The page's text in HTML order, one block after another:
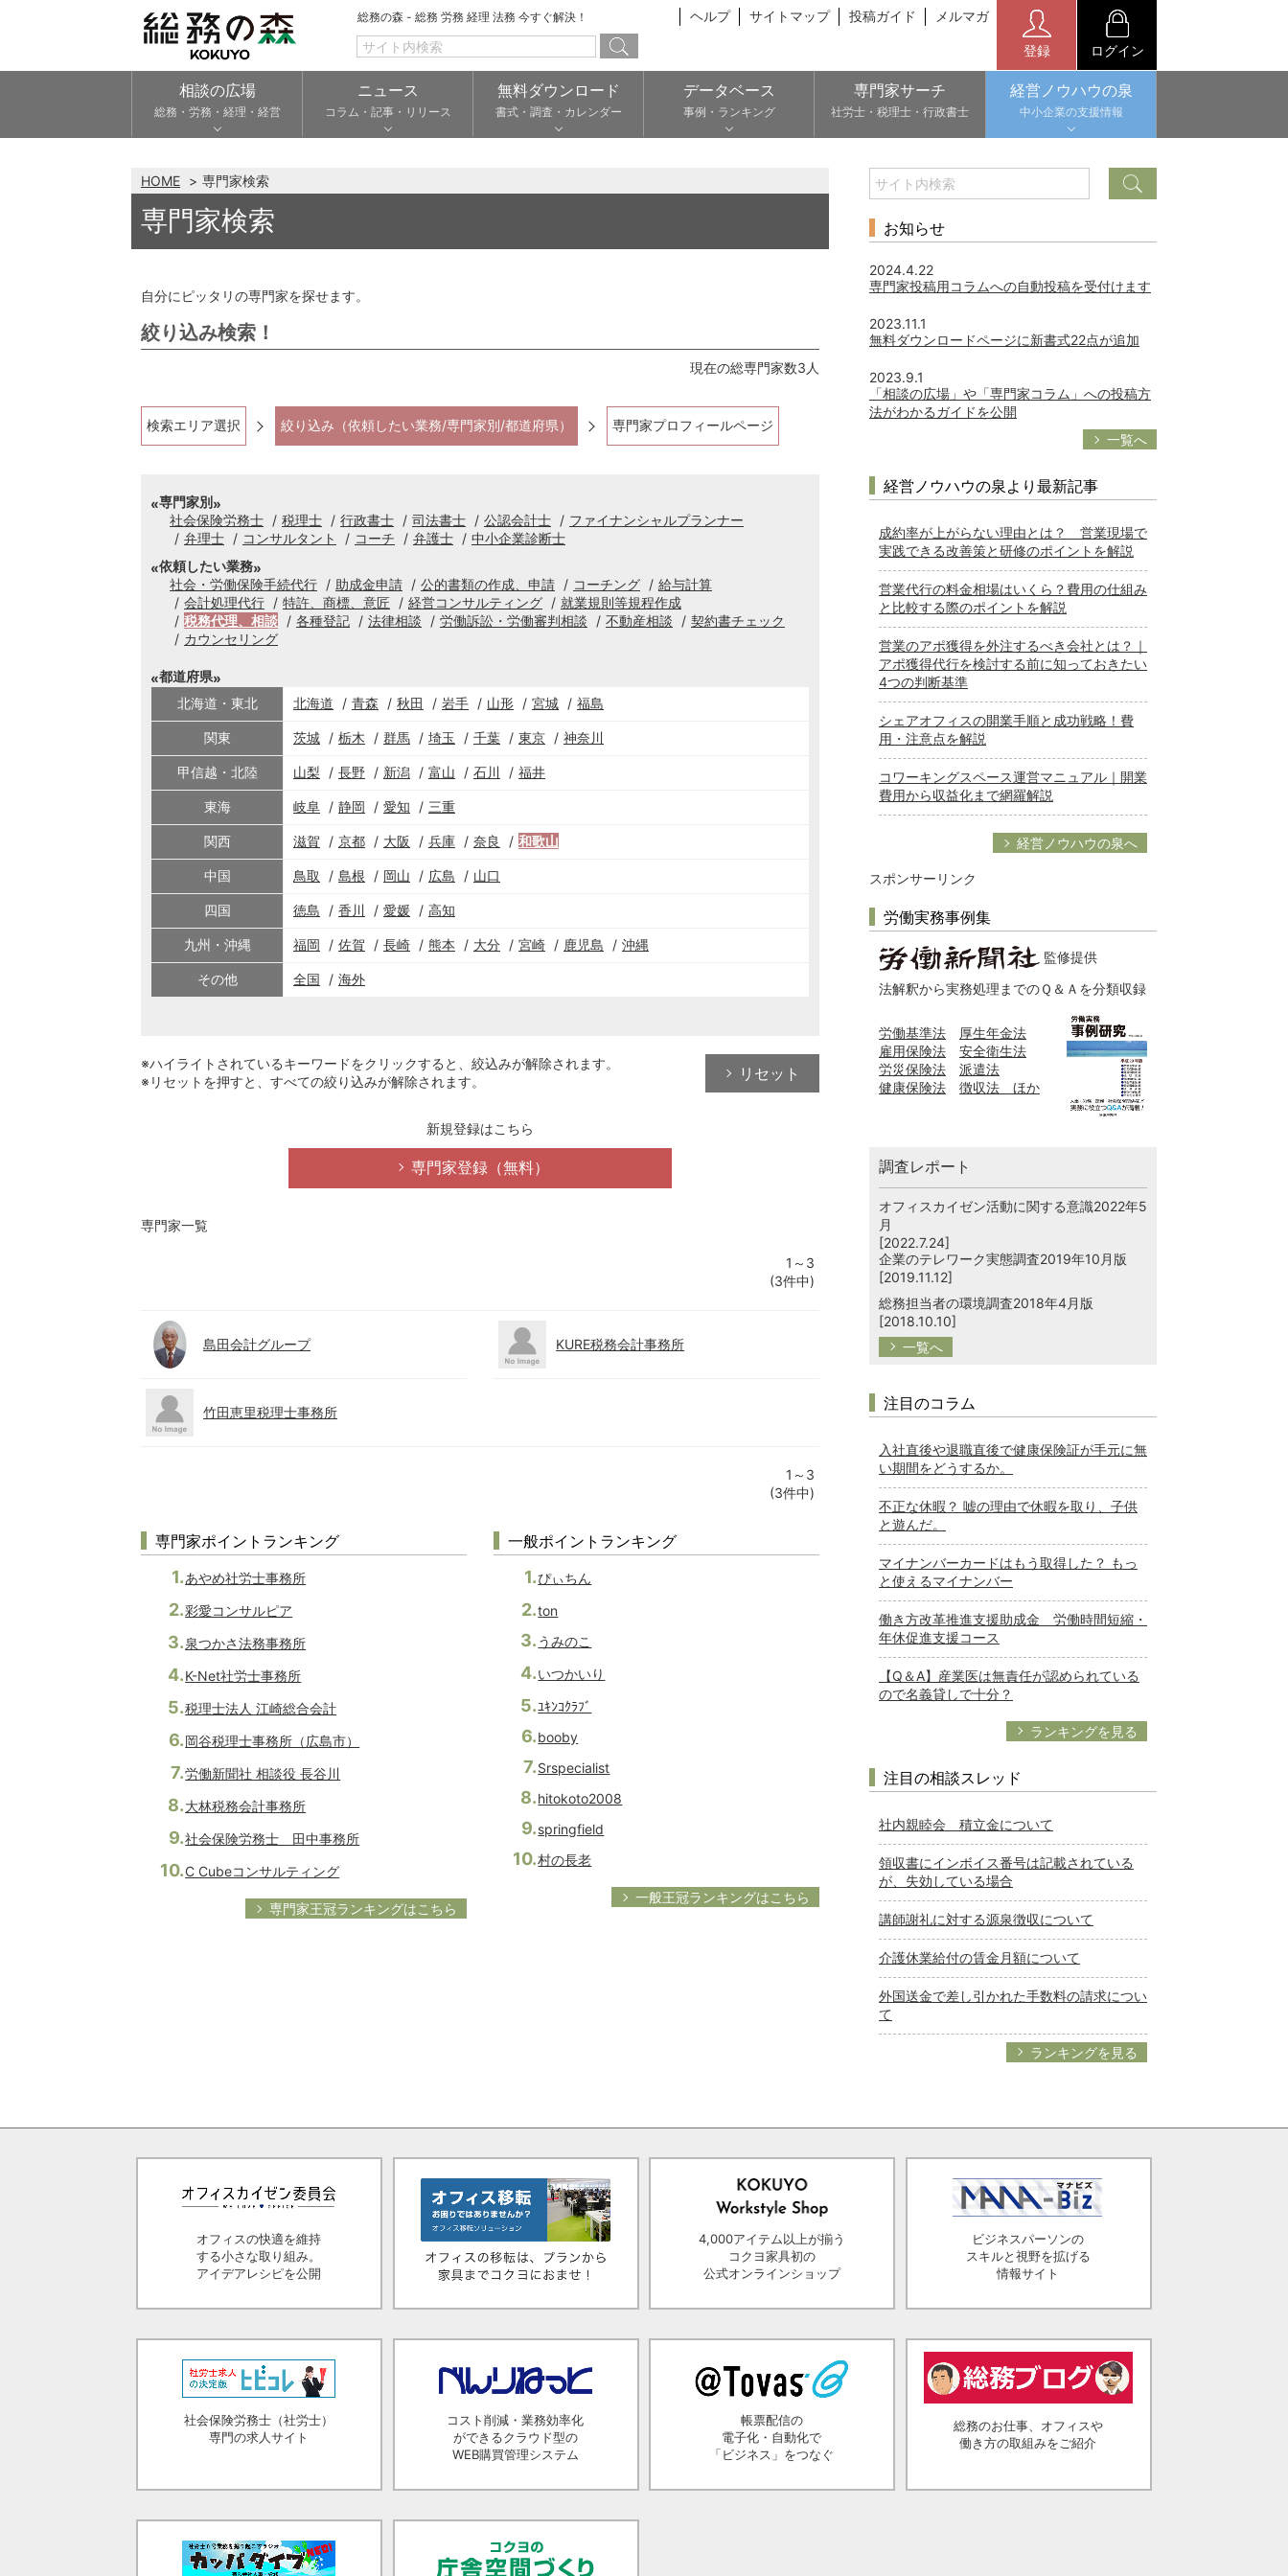
総務の森 - 総務 労務 経理 法務 今すぐ解決！ ヘルプ サイトマップ 投稿ガイド メルマガ
登録 ログイン
相談の広場
総務・労務・経理・経営
ニュース
コラム・記事・リリース
無料ダウンロード
書式・調査・カレンダー
データベース
事例・ランキング
専門家サーチ
社労士・税理士・行政書士
経営ノウハウの泉
中小企業の支援情報
HOME 専門家検索
専門家検索
自分にピッタリの専門家を探せます。
絞り込み検索！
現在の総専門家数3人
検索エリア選択 絞り込み（依頼したい業務/専門家別/都道府県） 専門家プロフィールページ
専門家別
社会保険労務士
税理士 行政書士 司法書士 公認会計士
ファイナンシャルプランナー
弁理士
コンサルタント コーチ 弁護士
中小企業診断士
依頼したい業務
社会・労働保険手続代行
助成金申請 公的書類の作成、申請 コーチング
給与計算
会計処理代行
特許、商標、意匠 経営コンサルティング
就業規則等規程作成
税務代理、相談
各種登記 法律相談 労働訴訟・労働審判相談 不動産相談
契約書チェック
カウンセリング
都道府県
北海道・東北
北海道 青森 秋田 岩手 山形 宮城 福島
関東 茨城 栃木 群馬 埼玉 千葉 東京 神奈川
甲信越・北陸 山梨 長野 新潟 富山 石川 福井
東海 岐阜 静岡 愛知 三重
関西 滋賀 京都 大阪 兵庫 奈良 和歌山
中国 鳥取 島根 岡山 広島 山口
四国 徳島 香川 愛媛 高知
九州・沖縄 福岡 佐賀 長崎 熊本 大分 宮崎 鹿児島 沖縄
その他 全国 海外
※ハイライトされているキーワードをクリックすると、絞込みが解除されます。
※リセットを押すと、すべての絞り込みが解除されます。
リセット
新規登録はこちら
専門家登録（無料）
専門家一覧
1～3
(3件中)
島田会計グループ KURE税務会計事務所
竹田恵里税理士事務所
1～3
(3件中)
専門家ポイントランキング
あやめ社労士事務所
彩愛コンサルピア
泉つかさ法務事務所
K-Net社労士事務所
税理士法人 江崎総合会計
岡谷税理士事務所（広島市）
労働新聞社 相談役 長谷川
大林税務会計事務所
社会保険労務士 田中事務所
C Cubeコンサルティング
専門家王冠ランキングはこちら
一般ポイントランキング
ぴぃちん
ton
うみのこ
いつかいり
ﾕｷﾝｺｸﾗﾌﾞ
booby
Srspecialist
hitokoto2008
springfield
村の長老
一般王冠ランキングはこちら
お知らせ
2024.4.22
専門家投稿用コラムへの自動投稿を受付けます
2023.11.1
無料ダウンロードページに新書式22点が追加
2023.9.1
「相談の広場」や「専門家コラム」への投稿方
法がわかるガイドを公開
一覧へ
経営ノウハウの泉より最新記事
成約率が上がらない理由とは？ 営業現場で
実践できる改善策と研修のポイントを解説
営業代行の料金相場はいくら？費用の仕組み
と比較する際のポイントを解説
営業のアポ獲得を外注するべき会社とは？｜
アポ獲得代行を検討する前に知っておきたい
4つの判断基準
シェアオフィスの開業手順と成功戦略！費
用・注意点を解説
コワーキングスペース運営マニュアル｜開業
費用から収益化まで網羅解説
経営ノウハウの泉へ
スポンサーリンク
労働実務事例集
監修提供
法解釈から実務処理までのＱ＆Ａを分類収録
労働基準法
厚生年金法
雇用保険法
安全衛生法
労災保険法
派遣法
健康保険法
徴収法 ほか
調査レポート
オフィスカイゼン活動に関する意識2022年5
月
[2022.7.24]
企業のテレワーク実態調査2019年10月版
[2019.11.12]
総務担当者の環境調査2018年4月版
[2018.10.10]
一覧へ
注目のコラム
入社直後や退職直後で健康保険証が手元に無
い期間をどうするか。
不正な休暇？ 嘘の理由で休暇を取り、子供
と遊んだ。
マイナンバーカードはもう取得した？ もっ
と使えるマイナンバー
働き方改革推進支援助成金 労働時間短縮・
年休促進支援コース
【Q＆A】産業医は無責任が認められている
ので名義貸しで十分？
ランキングを見る
注目の相談スレッド
社内親睦会 積立金について
領収書にインボイス番号は記載されている
が、失効している場合
講師謝礼に対する源泉徴収について
介護休業給付の賃金月額について
外国送金で差し引かれた手数料の請求につい
て
ランキングを見る
オフィスの快適を維持
する小さな取り組み。
アイデアレシピを公開
4,000アイテム以上が揃う
コクヨ家具初の
公式オンラインショップ
ビジネスパーソンの
スキルと視野を拡げる
情報サイト
社会保険労務士（社労士）
専門の求人サイト
コスト削減・業務効率化
ができるクラウド型の
WEB購買管理システム
帳票配信の
電子化・自動化で
「ビジネス」をつなぐ
総務のお仕事、オフィスや
働き方の取組みをご紹介